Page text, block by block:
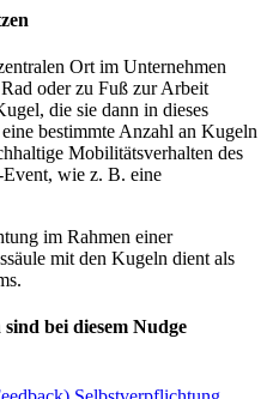
Ort im Unternehmen
oder zu Fuß zur Arbeit
die sie dann in dieses
bestimmte Anzahl an Kugeln
Mobilitätsverhalten des
Event, wie z. B. eine
im Rahmen einer
mit den Kugeln dient als
bei diesem Nudge